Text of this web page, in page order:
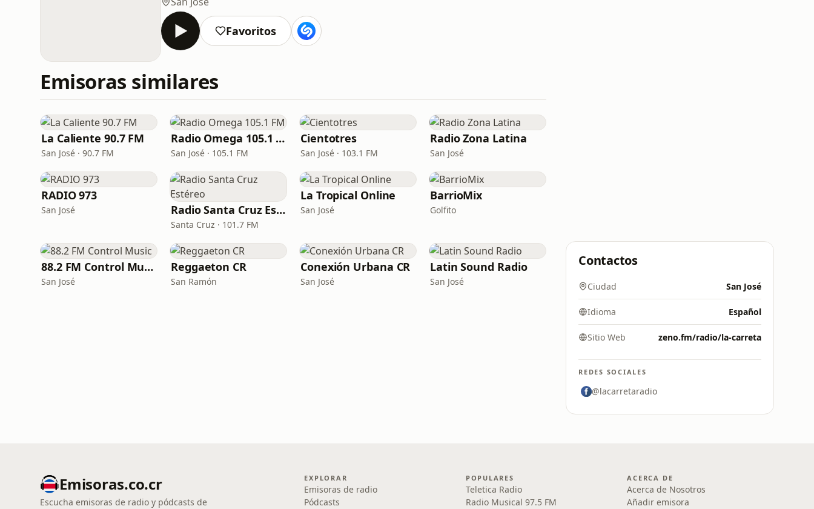
Favoritos
Emisoras similares
La Caliente 90.7 FM
San José · 90.7 FM
Radio Omega 105.1 FM
San José · 105.1 FM
Cientotres
San José · 103.1 FM
Radio Zona Latina
San José
RADIO 973
San José Radio Santa Cruz Estéreo
Santa Cruz · 101.7 FM
La Tropical Online
San José
BarrioMix
Golfito
88.2 FM Control Music
San José
Reggaeton CR
San Ramón
Conexión Urbana CR
San José
Latin Sound Radio
San José
Contactos
Ciudad San José
Idioma Español
Sitio Web zeno.fm/radio/la-carreta
REDES SOCIALES
@lacarretaradio
Emisoras.co.cr
Escucha emisoras de radio y pódcasts de
EXPLORAR
Emisoras de radio
Pódcasts
POPULARES
Teletica Radio
Radio Musical 97.5 FM
ACERCA DE
Acerca de Nosotros
Añadir emisora